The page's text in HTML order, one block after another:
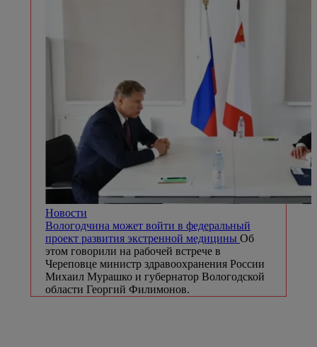
Новости
Вологодчина может войти в федеральный
проект развития экстренной медицины Об
этом говорили на рабочей встрече в
Череповце министр здравоохранения России
Михаил Мурашко и губернатор Вологодской
области Георгий Филимонов.